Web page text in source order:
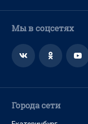
Мы в соцсетях
Города сети